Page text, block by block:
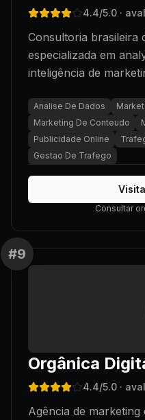
4.4/5.0 ·
Consultoria brasileira
especializada em
inteligência de
Analise De Dados
Marketing De Conteudo
Publicidade Online
Gestao De Trafego
Consultar
#9
Orgânica
4.4/5.0 ·
Agência de marketing